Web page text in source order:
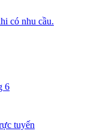
có nhu cầu.
6
tuyến